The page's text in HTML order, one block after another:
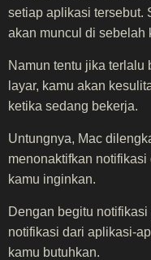
setiap aplikasi tersebut.
akan muncul di sebelah
Namun tentu jika terlalu
layar, kamu akan
ketika sedang bekerja.
Untungnya, Mac
menonaktifkan
kamu inginkan.
Dengan begitu
notifikasi dari aplikasi-
kamu butuhkan.